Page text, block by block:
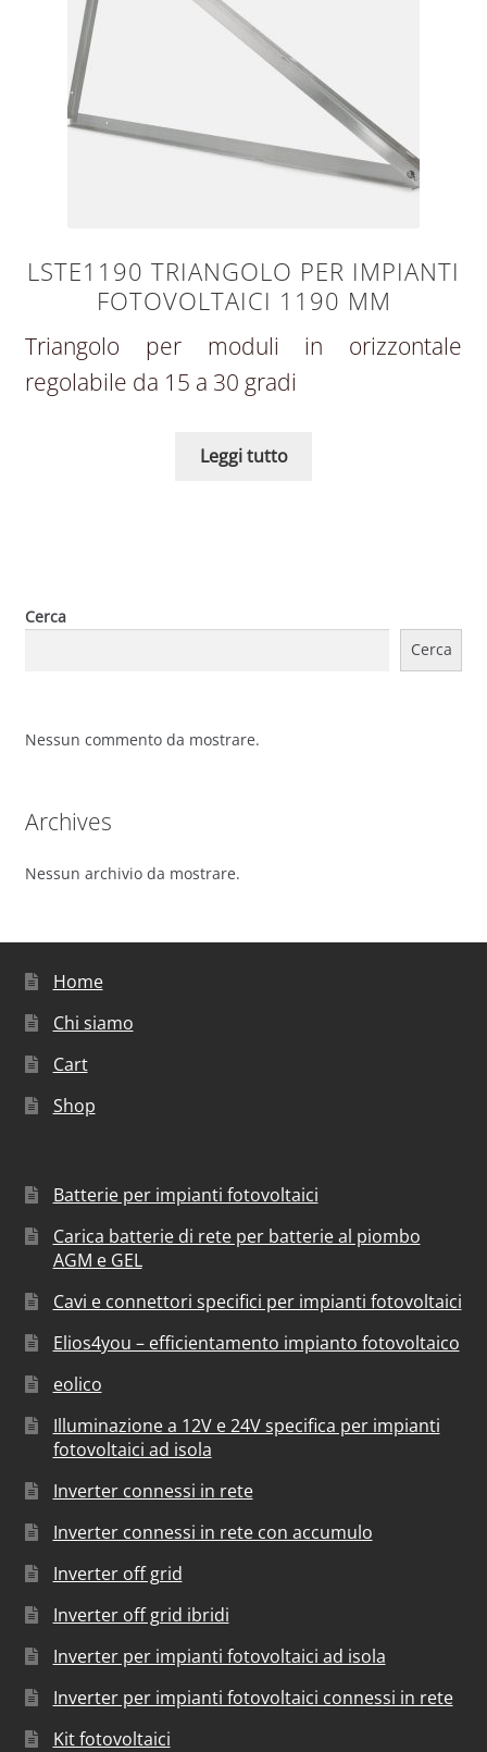
LSTE1190 TRIANGOLO PER IMPIANTI
FOTOVOLTAICI 1190 MM
Triangolo per moduli in orizzontale
regolabile da 15 a 30 gradi
Leggi tutto
Cerca
Cerca
Nessun commento da mostrare.
Archives
Nessun archivio da mostrare.
Home
Chi siamo
Cart
Shop
Batterie per impianti fotovoltaici
Carica batterie di rete per batterie al piombo
AGM e GEL
Cavi e connettori specifici per impianti fotovoltaici
Elios4you – efficientamento impianto fotovoltaico
eolico
Illuminazione a 12V e 24V specifica per impianti
fotovoltaici ad isola
Inverter connessi in rete
Inverter connessi in rete con accumulo
Inverter off grid
Inverter off grid ibridi
Inverter per impianti fotovoltaici ad isola
Inverter per impianti fotovoltaici connessi in rete
Kit fotovoltaici